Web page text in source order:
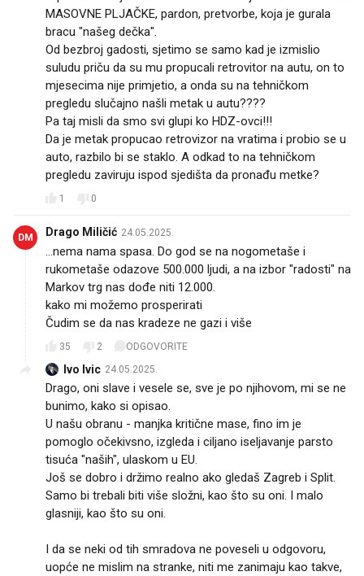
MASOVNE PLJAČKE, pardon, pretvorbe, koja je gurala
bracu "našeg dečka".
Od bezbroj gadosti, sjetimo se samo kad je izmislio
suludu priču da su mu propucali retrovitor na autu, on to
mjesecima nije primjetio, a onda su na tehničkom
pregledu slučajno našli metak u autu????
Pa taj misli da smo svi glupi ko HDZ-ovci!!!
Da je metak propucao retrovizor na vratima i probio se u
auto, razbilo bi se staklo. A odkad to na tehničkom
pregledu zaviruju ispod sjedišta da pronađu metke?
1 0
DM Drago Miličić 24.05.2025.
...nema nama spasa. Do god se na nogometaše i
rukometaše odazove 500.000 ljudi, a na izbor "radosti" na
Markov trg nas dođe niti 12.000.
kako mi možemo prosperirati
Čudim se da nas kradeze ne gazi i više
35 2 ODGOVORITE
Ivo Ivic 24.05.2025.
Drago, oni slave i vesele se, sve je po njihovom, mi se ne
bunimo, kako si opisao.
U našu obranu - manjka kritične mase, fino im je
pomoglo očekivsno, izgleda i ciljano iseljavanje parsto
tisuća "naših", ulaskom u EU.
Još se dobro i držimo realno ako gledaš Zagreb i Split.
Samo bi trebali biti više složni, kao što su oni. I malo
glasniji, kao što su oni.
I da se neki od tih smradova ne poveseli u odgovoru,
uopće ne mislim na stranke, niti me zanimaju kao takve,